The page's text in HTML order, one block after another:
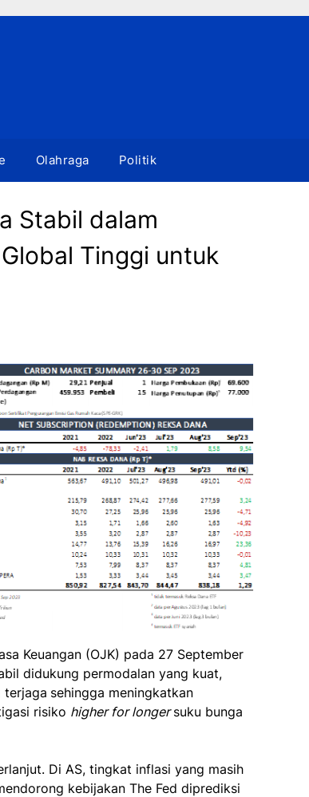
Olahraga Politik
Stabil dalam
Tinggi untuk
Keuangan (OJK) pada 27 September
didukung permodalan yang kuat,
terjaga sehingga meningkatkan
risiko higher for longersuku bunga
Di AS, tingkat inflasi yang masih
kebijakan The Fed diprediksi